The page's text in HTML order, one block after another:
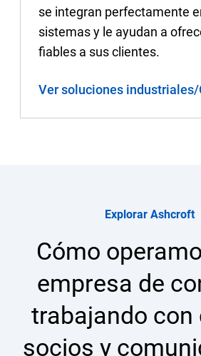
se integran perfectamente
sistemas y le ayudan a
fiables a sus clientes.
Ver soluciones industriales/
Explorar Ashcroft
Cómo
empresa de
trabajando con
socios y